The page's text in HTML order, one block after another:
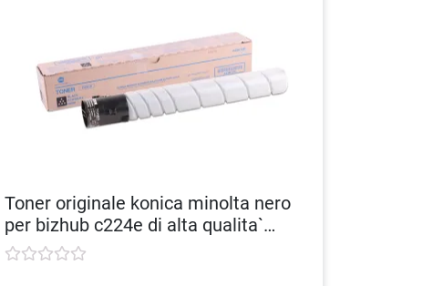
Toner originale konica minolta nero
per bizhub c224e di alta qualita`
1pa33k150